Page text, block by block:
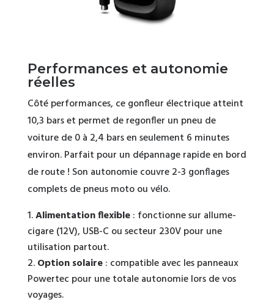
Performances et autonomie
réelles
Côté performances, ce gonfleur électrique atteint
10,3 bars et permet de regonfler un pneu de
voiture de 0 à 2,4 bars en seulement 6 minutes
environ. Parfait pour un dépannage rapide en bord
de route ! Son autonomie couvre 2-3 gonflages
complets de pneus moto ou vélo.
Alimentation flexible: fonctionne sur allume-
cigare (12V), USB-C ou secteur 230V pour une
utilisation partout.
Option solaire: compatible avec les panneaux
Powertec pour une totale autonomie lors de vos
voyages.